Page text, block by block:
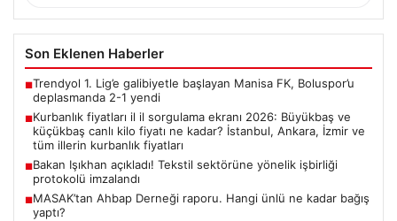
Son Eklenen Haberler
■Trendyol 1. Lig’e galibiyetle başlayan Manisa FK, Boluspor’u
deplasmanda 2-1 yendi
■Kurbanlık fiyatları il il sorgulama ekranı 2026: Büyükbaş ve
küçükbaş canlı kilo fiyatı ne kadar? İstanbul, Ankara, İzmir ve
tüm illerin kurbanlık fiyatları
■Bakan Işıkhan açıkladı! Tekstil sektörüne yönelik işbirliği
protokolü imzalandı
■MASAK’tan Ahbap Derneği raporu. Hangi ünlü ne kadar bağış
yaptı?